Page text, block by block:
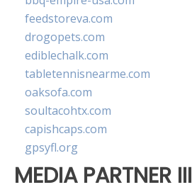
feedstoreva.com
drogopets.com
ediblechalk.com
tabletennisnearme.com
oaksofa.com
soultacohtx.com
capishcaps.com
gpsyfl.org
MEDIA PARTNER III